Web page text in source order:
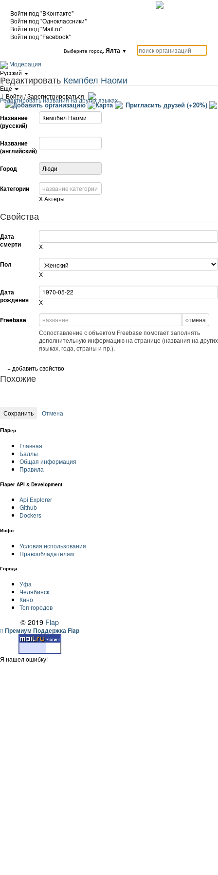
Войти под "ВКонтакте"
Войти под "Одноклассники"
Войти под "Mail.ru"
Войти под "Facebook"
Выберите город: Ялта ▼
Модерация |
Русский
|
Еще
| Войти / Зарегистрироваться
Добавить организацию Карта Пригласить друзей (+20%)
Редактировать названия на других языках
Редактировать Кемпбел Наоми
Название
(русский)
Название
(английский)
Город
Категории
XАктеры
Свойства
Дата
смерти
X
Пол
X
Дата
рождения
X
Freebase
отмена
Сопоставление с объектом Freebase помогает заполнять
дополнительную информацию на странице (названия на других
языках, года, страны и пр.).
+ добавить свойство
Похожие
Flapер
Главная
Баллы
Общая информация
Правила
Flaper API & Development
Api Explorer
Github
Dockers
Инфо
Условия использования
Правообладателям
Города
Уфа
Челябинск
Кино
Топ городов
© 2019 Flap
Премиум Поддержка Flap
Я нашел ошибку!